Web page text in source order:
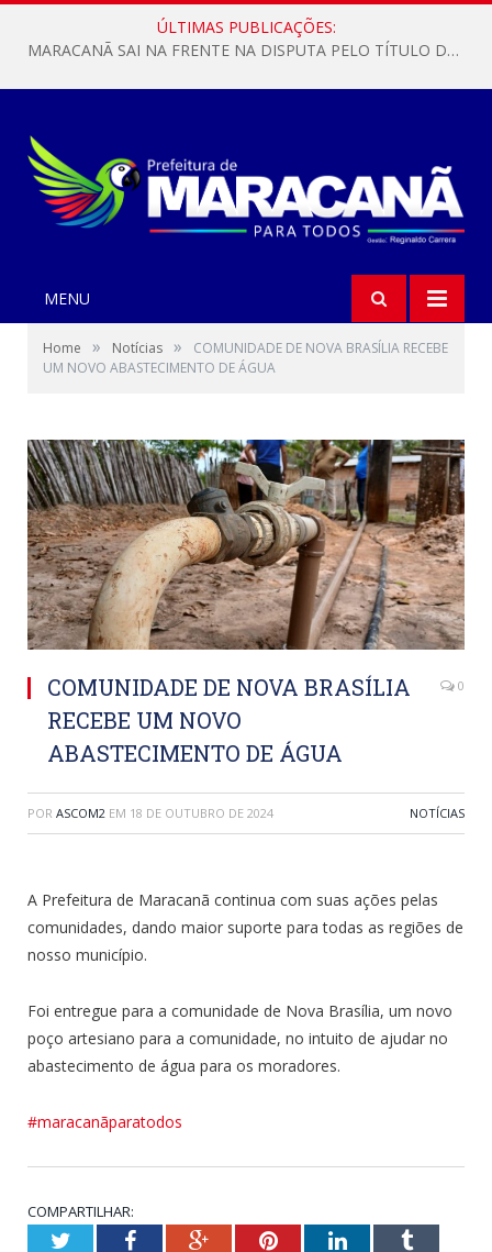
ÚLTIMAS PUBLICAÇÕES:
MARACANÃ SAI NA FRENTE NA DISPUTA PELO TÍTULO DA COPA PARÁ SUB-17!
MENU
Home » Notícias »
COMUNIDADE DE NOVA BRASÍLIA RECEBE
UM NOVO ABASTECIMENTO DE ÁGUA
COMUNIDADE DE NOVA BRASÍLIA
RECEBE UM NOVO
ABASTECIMENTO DE ÁGUA
0
POR ASCOM2 EM 18 DE OUTUBRO DE 2024 NOTÍCIAS
A Prefeitura de Maracanã continua com suas ações pelas
comunidades, dando maior suporte para todas as regiões de
nosso município.
Foi entregue para a comunidade de Nova Brasília, um novo
poço artesiano para a comunidade, no intuito de ajudar no
abastecimento de água para os moradores.
#maracanãparatodos
COMPARTILHAR:
TwitterFacebookGoogle+PinterestLinkedInTumblr